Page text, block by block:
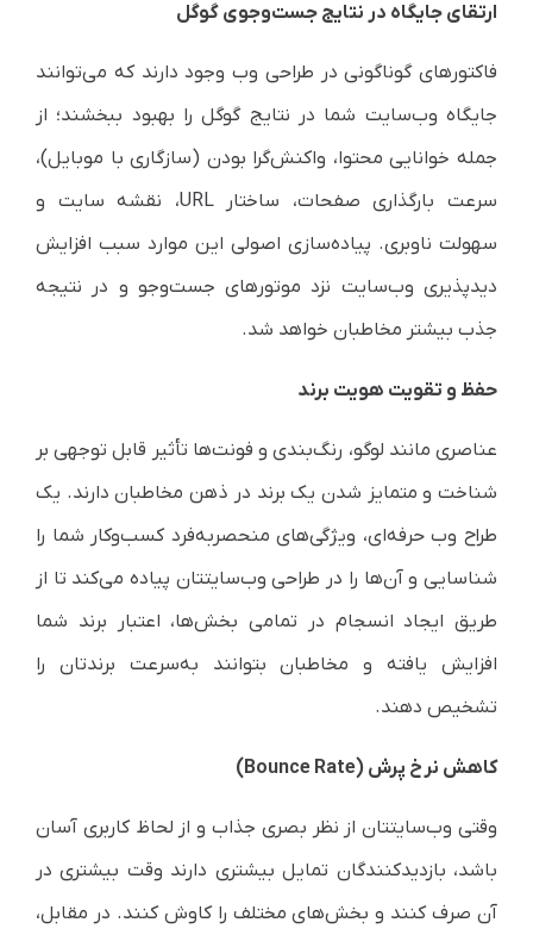
ارتقای جایگاه در نتایج جست‌وجوی گوگل
فاکتورهای گوناگونی در طراحی وب وجود دارند که می‌توانند
جایگاه وب‌سایت شما در نتایج گوگل را بهبود ببخشند؛ از
جمله خوانایی محتوا، واکنش‌گرا بودن (سازگاری با موبایل)،
سرعت بارگذاری صفحات، ساختار URL، نقشه سایت و
سهولت ناوبری. پیاده‌سازی اصولی این موارد سبب افزایش
دیدپذیری وب‌سایت نزد موتورهای جست‌وجو و در نتیجه
جذب بیشتر مخاطبان خواهد شد.
حفظ و تقویت هویت برند
عناصری مانند لوگو، رنگ‌بندی و فونت‌ها تأثیر قابل توجهی بر
شناخت و متمایز شدن یک برند در ذهن مخاطبان دارند. یک
طراح وب حرفه‌ای، ویژگی‌های منحصربه‌فرد کسب‌وکار شما را
شناسایی و آن‌ها را در طراحی وب‌سایتتان پیاده می‌کند تا از
طریق ایجاد انسجام در تمامی بخش‌ها، اعتبار برند شما
افزایش یافته و مخاطبان بتوانند به‌سرعت برندتان را
تشخیص دهند.
کاهش نرخ پرش (Bounce Rate)
وقتی وب‌سایتتان از نظر بصری جذاب و از لحاظ کاربری آسان
باشد، بازدیدکنندگان تمایل بیشتری دارند وقت بیشتری در
آن صرف کنند و بخش‌های مختلف را کاوش کنند. در مقابل،